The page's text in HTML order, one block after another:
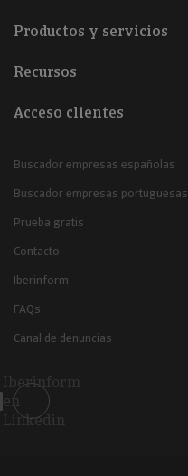
Productos y servicios
Recursos
Acceso clientes
Buscador empresas españolas
Buscador empresas portuguesas
Prueba gratis
Contacto
Iberinform
FAQs
Canal de denuncias
Iberinform
en
Linkedin